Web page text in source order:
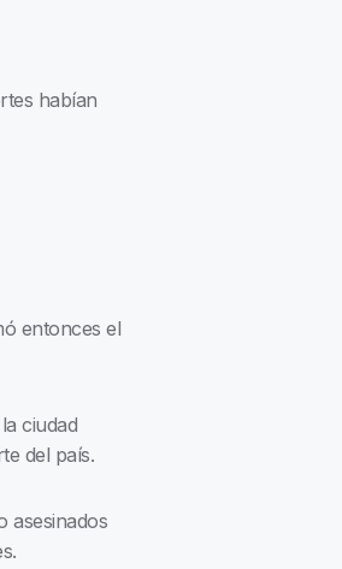
habían
entonces el
ciudad
del país.
asesinados